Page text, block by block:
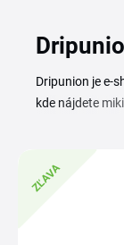
Dripunion je e-
kde nájdete
cenu.
pred
Platný
ZĽAVA